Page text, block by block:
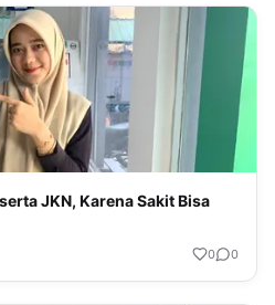
JKN, Karena Sakit Bisa
0 0